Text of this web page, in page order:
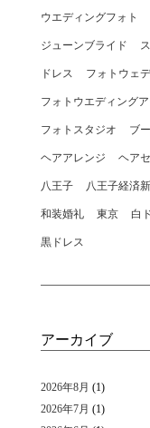
ウエディングフォト
ジューンブライド
ドレス フォトウェ
フォトウエディング
フォトスタジオ ブ
ヘアアレンジ ヘア
八王子 八王子経済
和装婚礼 東京 白
黒ドレス
アーカイブ
2026年8月 (1)
2026年7月 (1)